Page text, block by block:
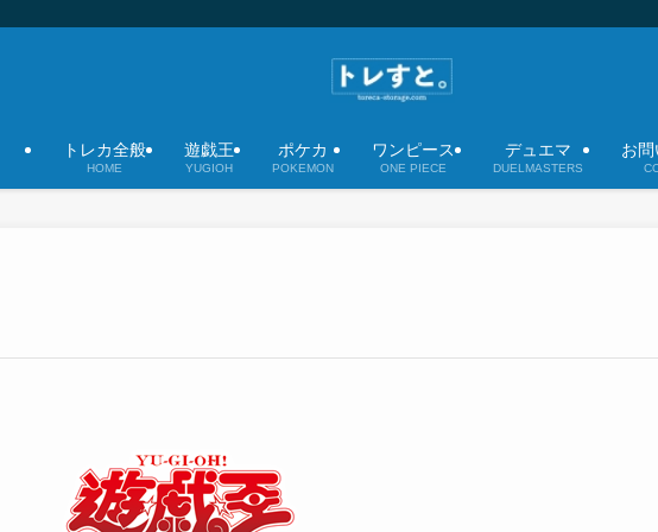
トレカ全般
HOME
遊戯王
YUGIOH
ポケカ
POKEMON
ワンピース
ONE PIECE
デュエマ
DUELMASTERS
お